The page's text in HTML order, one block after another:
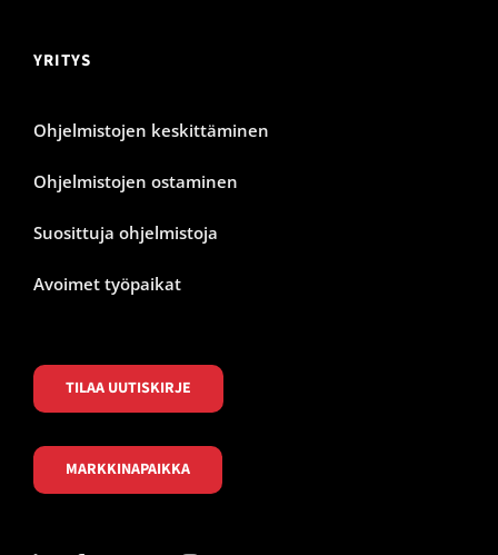
YRITYS
Ohjelmistojen keskittäminen
Ohjelmistojen ostaminen
Suosittuja ohjelmistoja
Avoimet työpaikat
TILAA UUTISKIRJE
MARKKINAPAIKKA